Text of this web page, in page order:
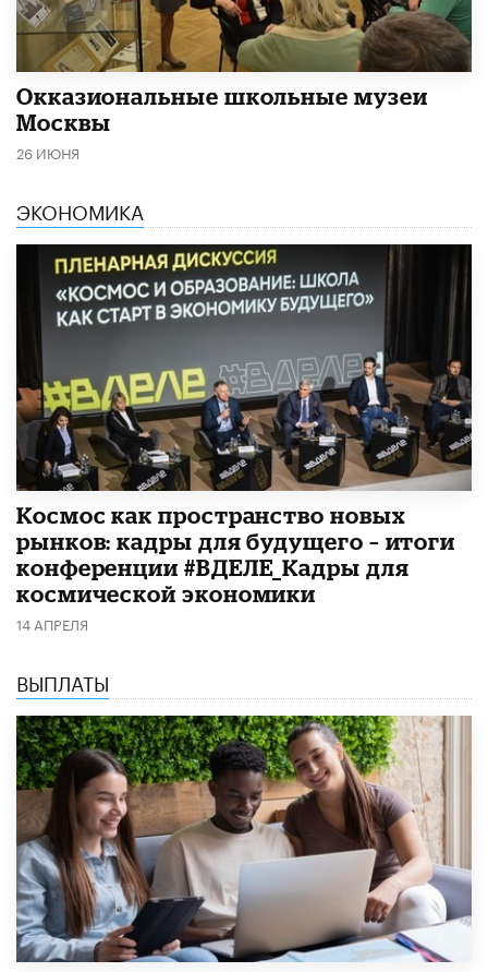
​Окказиональные школьные музеи
Москвы
26 ИЮНЯ
ЭКОНОМИКА
Космос как пространство новых
рынков: кадры для будущего – итоги
конференции #ВДЕЛЕ_Кадры для
космической экономики
14 АПРЕЛЯ
ВЫПЛАТЫ